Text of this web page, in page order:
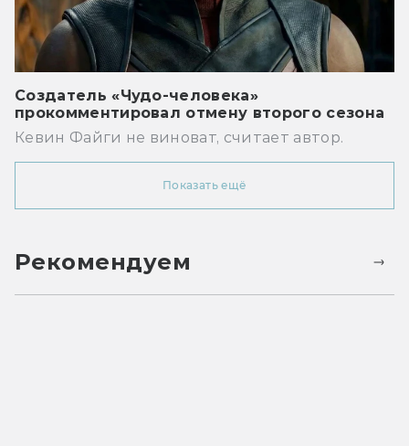
Создатель «Чудо-человека»
прокомментировал отмену второго сезона
Кевин Файги не виноват, считает автор.
Показать ещё
Рекомендуем